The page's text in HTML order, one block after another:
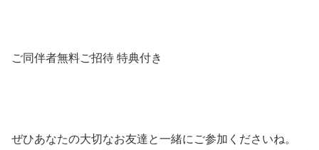
ご同伴者無料ご招待 特典付き
ぜひあなたの大切なお友達と一緒にご参加くださいね。